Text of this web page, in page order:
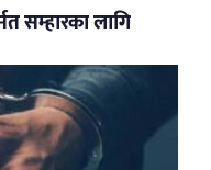
सम्हारका लागि